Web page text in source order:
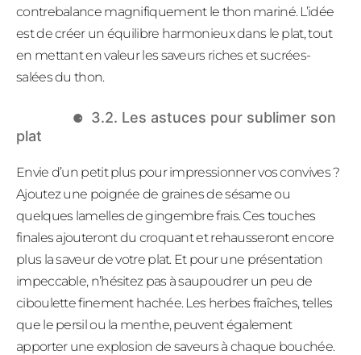
contrebalance magnifiquement le thon mariné. L’idée
est de créer un équilibre harmonieux dans le plat, tout
en mettant en valeur les saveurs riches et sucrées-
salées du thon.
3.2. Les astuces pour sublimer son
plat
Envie d’un petit plus pour impressionner vos convives ?
Ajoutez une poignée de graines de sésame ou
quelques lamelles de gingembre frais. Ces touches
finales ajouteront du croquant et rehausseront encore
plus la saveur de votre plat. Et pour une présentation
impeccable, n’hésitez pas à saupoudrer un peu de
ciboulette finement hachée. Les herbes fraîches, telles
que le persil ou la menthe, peuvent également
apporter une explosion de saveurs à chaque bouchée.